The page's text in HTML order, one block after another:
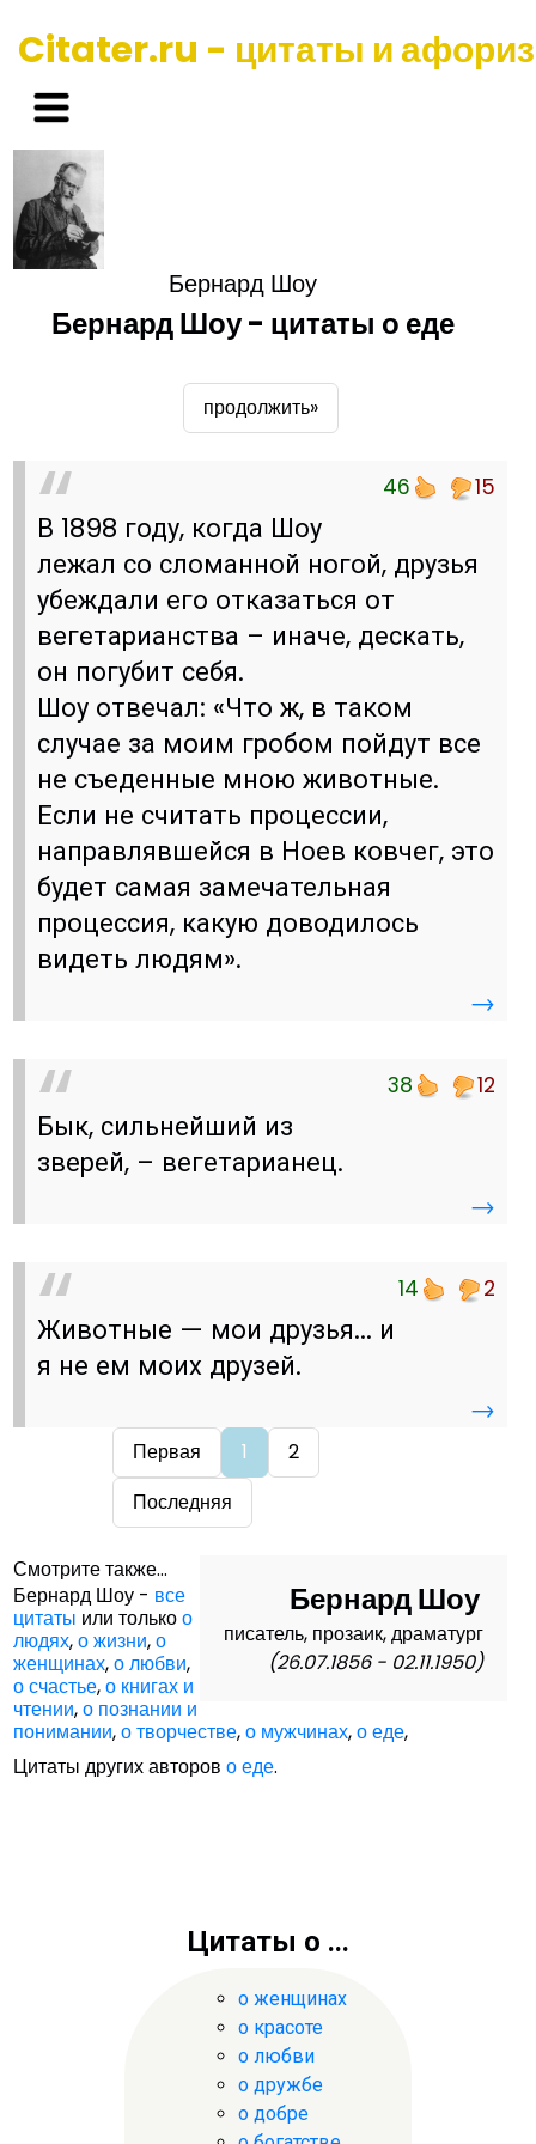
Citater.ru - цитаты и
Бернард Шоу
Бернард Шоу - цитаты о еде
продолжить»
46 15
В 1898 году, когда Шоу
лежал со сломанной ногой, друзья
убеждали его отказаться от
вегетарианства – иначе, дескать,
он погубит себя.
Шоу отвечал: «Что ж, в таком
случае за моим гробом пойдут все
не съеденные мною животные.
Если не считать процессии,
направлявшейся в Ноев ковчег, это
будет самая замечательная
процессия, какую доводилось
видеть людям».
→
38 12
Бык, сильнейший из
зверей, – вегетарианец.
→
14 2
Животные — мои друзья... и
я не ем моих друзей.
→
Первая 1
2
Последняя
Бернард Шоу
писатель, прозаик, драматург
(26.07.1856 - 02.11.1950)
Смотрите также...
Бернард Шоу - все
цитаты или толькоо
людях,о жизни,о
женщинах,о любви,
о счастье,о книгах и
чтении,о познании и
понимании,о творчестве,о мужчинах,о еде,
Цитаты других авторово еде.
Цитаты о ...
о женщинах
о красоте
о любви
о дружбе
о добре